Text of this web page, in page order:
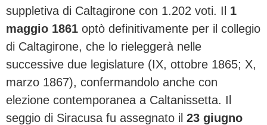
suppletiva di Caltagirone con 1.202 voti. Il 1
maggio 1861 optò definitivamente per il collegio
di Caltagirone, che lo rieleggerà nelle
successive due legislature (IX, ottobre 1865; X,
marzo 1867), confermandolo anche con
elezione contemporanea a Caltanissetta. Il
seggio di Siracusa fu assegnato il 23 giugno